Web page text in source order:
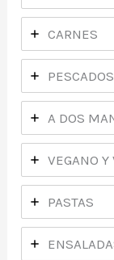
CARNES
PESCADOS
A DOS
VEGANO Y
PASTAS